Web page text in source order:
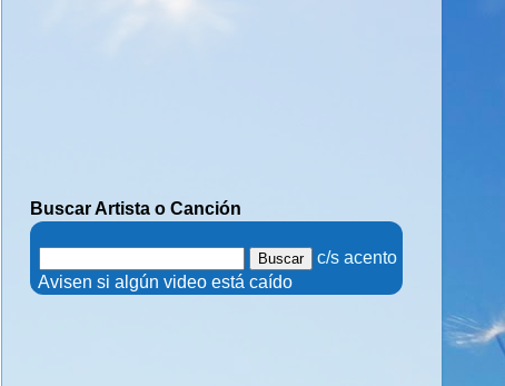
Buscar Artista o Canción
c/s acento
. Avisen si algún video está caído